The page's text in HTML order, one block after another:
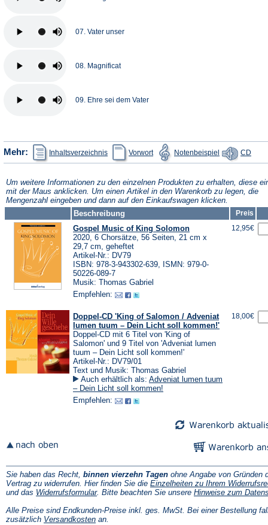
07. Vater unser
08. Magnificat
09. Ehre sei dem Vater
Mehr: Inhaltsverzeichnis
(Öffnet
in
einem
Tab)
Vorwort
(Öffnet
in
einem
Tab)
Notenbeispiel
(Öffnet
in
einem
Tab)
CDin
Tab)
Um weitere Informationen zu den einzelnen Produkten zu erhalten, diese
mit der Maus anklicken. Um einen Artikel in den Warenkorb zu legen, die
Mengenzahl eingeben und dann auf den Einkaufswagen klicken.
Beschreibung
Preis
Gospel Music of King Solomon
2020, 6 Chorsätze, 56 Seiten, 21 cm x
29,7 cm, geheftet
Artikel-Nr.: DV79
ISBN: 978-3-943302-639, ISMN: 979-0-
50226-089-7
Musik: Thomas Gabriel
Empfehlen:
12,95€
Doppel-CD 'King of Salomon / Adveniat
lumen tuum – Dein Licht soll kommen!'
Doppel-CD mit 6 Titel von 'King of
Salomon' und 9 Titel von 'Adveniat lumen
tuum – Dein Licht soll kommen!'
Artikel-Nr.: DV79/01
Text und Musik: Thomas Gabriel
Auch erhältlich als: Adveniat lumen tuum
– Dein Licht soll kommen!
Empfehlen:
18,00€
Sie haben das Recht, binnen vierzehn Tagen ohne Angabe von Gründen
Vertrag zu widerrufen. Hier finden Sie die Einzelheiten zu Ihrem
und das Widerrufsformular(Öffnet
einem
neuen
. Bitte beachten Sie unsere Hinweise zum
Alle Preise sind Endkunden-Preise inkl. ges. MwSt. Bei einer Bestellung
zusätzlich Versandkosten(Öffnet
an.